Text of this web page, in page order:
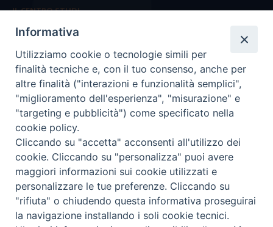
IL CENTRO STUDI
La nostra storia
Statuto
Presidenza e ufficio presidenza
Consiglio scientifico
Coordinamento nazionale
COPYRIGHT Scienza & Vita - C.F96600690588- Tutti i
diritti -Privacy- Credits
Informativa
Utilizziamo cookie o tecnologie simili per
finalità tecniche e, con il tuo consenso, anche per
altre finalità ("interazioni e funzionalità semplici",
"miglioramento dell'esperienza", "misurazione" e
"targeting e pubblicità") come specificato nella
cookie policy.
Cliccando su "accetta" acconsenti all'utilizzo dei
cookie. Cliccando su "personalizza" puoi avere
maggiori informazioni sui cookie utilizzati e
personalizzare le tue preferenze. Cliccando su
"rifiuta" o chiudendo questa informativa proseguirai
la navigazione installando i soli cookie tecnici.